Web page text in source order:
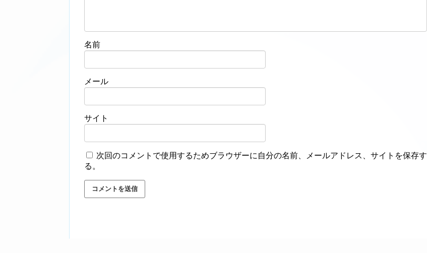
名前
メール
サイト
次回のコメントで使用するためブラウザーに自分の名前、メールアドレス、サイトを保存す
る。